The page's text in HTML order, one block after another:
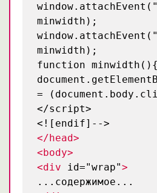
minwidth);
minwidth);
function minwidth(){
=
</script>
<![endif]-->
</head>
<body>
<div id="wrap">
...содержимое...